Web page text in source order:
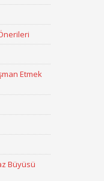
Etmek
Büyüsü